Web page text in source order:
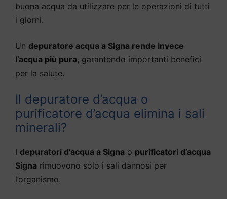
buona acqua da utilizzare per le operazioni di tutti
i giorni.
Un depuratore acqua a Signa rende invece
l’acqua più pura, garantendo importanti benefici
per la salute.
Il depuratore d’acqua o
purificatore d’acqua elimina i sali
minerali?
I depuratori d’acqua a Signa o purificatori d’acqua
Signa rimuovono solo i sali dannosi per
l’organismo.